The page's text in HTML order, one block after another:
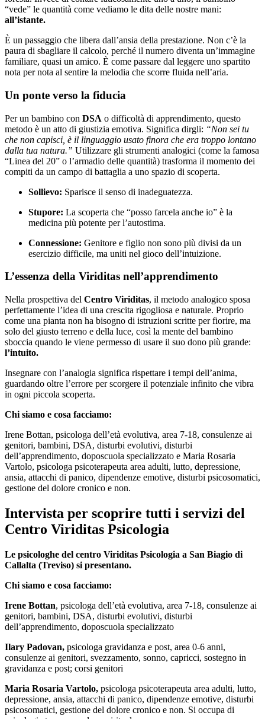
“vede” le quantità come vediamo le dita delle nostre mani:
all’istante.
È un passaggio che libera dall’ansia della prestazione. Non c’è la
paura di sbagliare il calcolo, perché il numero diventa un’immagine
familiare, quasi un amico. È come passare dal leggere uno spartito
nota per nota al sentire la melodia che scorre fluida nell’aria.
Un ponte verso la fiducia
Per un bambino con DSA o difficoltà di apprendimento, questo
metodo è un atto di giustizia emotiva. Significa dirgli: “Non sei tu
che non capisci, è il linguaggio usato finora che era troppo lontano
dalla tua natura.” Utilizzare gli strumenti analogici (come la famosa
“Linea del 20” o l’armadio delle quantità) trasforma il momento dei
compiti da un campo di battaglia a uno spazio di scoperta.
Sollievo: Sparisce il senso di inadeguatezza.
Stupore: La scoperta che “posso farcela anche io” è la
medicina più potente per l’autostima.
Connessione: Genitore e figlio non sono più divisi da un
esercizio difficile, ma uniti nel gioco dell’intuizione.
L’essenza della Viriditas nell’apprendimento
Nella prospettiva del Centro Viriditas, il metodo analogico sposa
perfettamente l’idea di una crescita rigogliosa e naturale. Proprio
come una pianta non ha bisogno di istruzioni scritte per fiorire, ma
solo del giusto terreno e della luce, così la mente del bambino
sboccia quando le viene permesso di usare il suo dono più grande:
l’intuito.
Insegnare con l’analogia significa rispettare i tempi dell’anima,
guardando oltre l’errore per scorgere il potenziale infinito che vibra
in ogni piccola scoperta.
Chi siamo e cosa facciamo:
Irene Bottan, psicologa dell’età evolutiva, area 7-18, consulenze ai
genitori, bambini, DSA, disturbi evolutivi, disturbi
dell’apprendimento, doposcuola specializzato e Maria Rosaria
Vartolo, psicologa psicoterapeuta area adulti, lutto, depressione,
ansia, attacchi di panico, dipendenze emotive, disturbi psicosomatici,
gestione del dolore cronico e non.
Intervista per scoprire tutti i servizi del
Centro Viriditas Psicologia
Le psicologhe del centro Viriditas Psicologia a San Biagio di
Callalta (Treviso) si presentano.
Chi siamo e cosa facciamo:
Irene Bottan, psicologa dell’età evolutiva, area 7-18, consulenze ai
genitori, bambini, DSA, disturbi evolutivi, disturbi
dell’apprendimento, doposcuola specializzato
Ilary Padovan, psicologa gravidanza e post, area 0-6 anni,
consulenze ai genitori, svezzamento, sonno, capricci, sostegno in
gravidanza e post; corsi genitori
Maria Rosaria Vartolo, psicologa psicoterapeuta area adulti, lutto,
depressione, ansia, attacchi di panico, dipendenze emotive, disturbi
psicosomatici, gestione del dolore cronico e non. Si occupa di